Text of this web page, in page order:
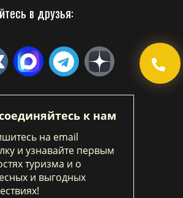
в друзья:
к нам
на email
и узнавайте первым
туризма и о
и выгодных